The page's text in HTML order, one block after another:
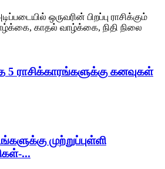
ஒருவரின் பிறப்பு ராசிக்கும்
காதல் வாழ்க்கை, நிதி நிலை
ராசிக்காரங்களுக்கு கனவுகள்
முற்றுப்புள்ளி
...